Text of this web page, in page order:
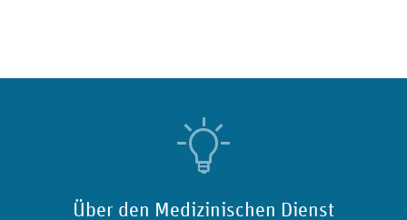
Über den Medizinischen Dienst